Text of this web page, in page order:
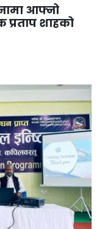
आफ्नो
शाहको